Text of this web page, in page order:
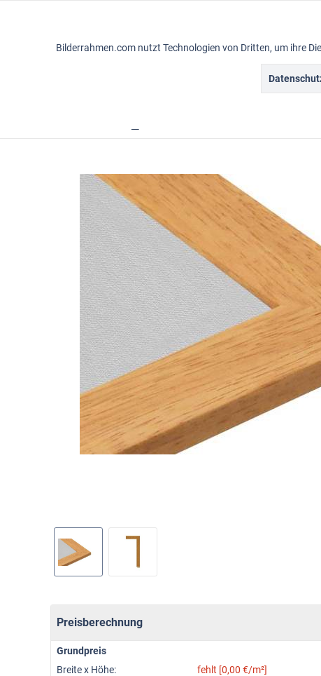
Vintagerahmen
Preisberechnung
Grundpreis
Breite x Höhe:
fehlt [0,00 €/m²]
Service
Bilderrahmen.com nutzt Technologien von Dritten, um ihre